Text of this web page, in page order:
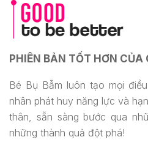
PHIÊN BẢN TỐT HƠN CỦA
Bé Bụ Bẫm luôn tạo mọi
nhân phát huy năng lực và
thân, sẵn sàng bước qua
những thành quả đột phá!